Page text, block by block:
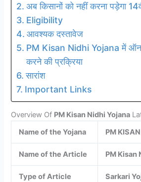
अब किसानों को नहीं करना पड़ेगा
Eligibility
आवश्यक दस्तावेज
PM Kisan Nidhi Yojana में
करने की प्रक्रिया
सारांश
Important Links
Overview Of PM Kisan Nidhi Yojana
Name of the Yojana
PM
Name of the Article PM Kisan
Type of Article Sarkari